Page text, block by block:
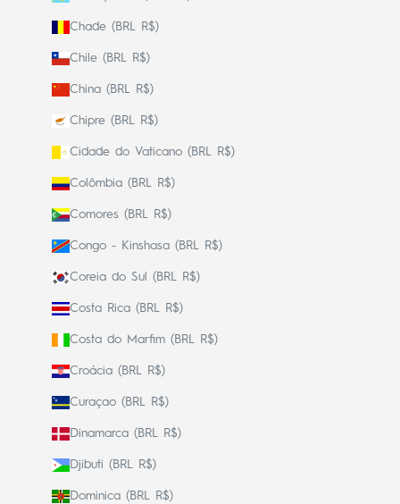
Chade (BRL R$)
Chile (BRL R$)
China (BRL R$)
Chipre (BRL R$)
Cidade do Vaticano (BRL R$)
Colômbia (BRL R$)
Comores (BRL R$)
Congo - Kinshasa (BRL R$)
Coreia do Sul (BRL R$)
Costa Rica (BRL R$)
Costa do Marfim (BRL R$)
Croácia (BRL R$)
Curaçao (BRL R$)
Dinamarca (BRL R$)
Djibuti (BRL R$)
Dominica (BRL R$)